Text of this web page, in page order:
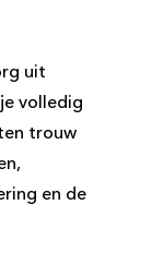
uit
volledig
trouw
en de